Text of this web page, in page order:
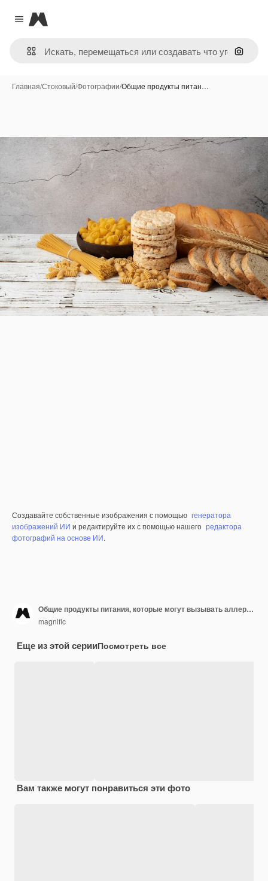
Close menu
Magnific
Поиск
Главная/Стоковый/Фотографии/Общие продукты питан…
Создавайте собственные изображения с помощью генератора
изображений ИИ и редактируйте их с помощью нашего редактора
фотографий на основе ИИ.
Общие продукты питания, которые могут вызывать аллергические реакции у людей
magnific
Еще из этой серииПосмотреть все
Вам также могут понравиться эти фото